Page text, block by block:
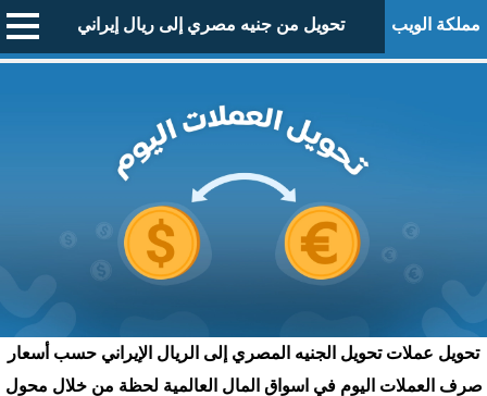
مملكة الويب تحويل من جنيه مصري إلى ريال إيراني
تحويل عملات تحويل الجنيه المصري إلى الريال الإيراني حسب أسعار
صرف العملات اليوم في اسواق المال العالمية لحظة من خلال محول